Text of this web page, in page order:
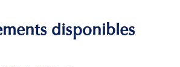
disponibles